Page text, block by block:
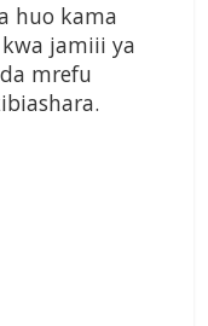
huo kama
jamiii ya
mrefu